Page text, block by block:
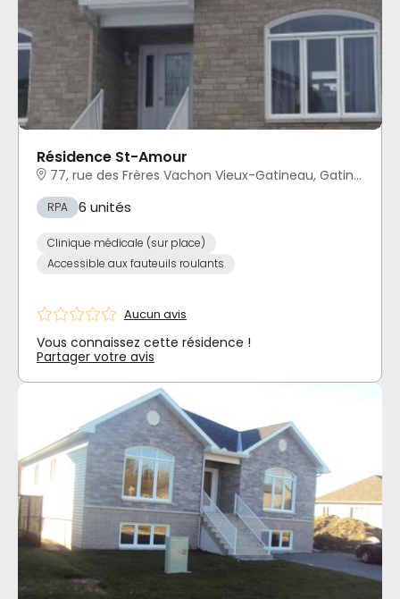
Résidence St-Amour
77, rue des Frères Vachon Vieux-Gatineau, Gatineau, QC
RPA 6 unités
Clinique médicale (sur place)
Accessible aux fauteuils roulants
Aucun avis
Vous connaissez cette résidence !
Partager votre avis